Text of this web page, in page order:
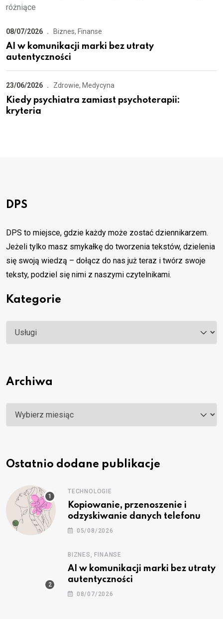
różniące
08/07/2026 Biznes, Finanse
AI w komunikacji marki bez utraty
autentyczności
23/06/2026 Zdrowie, Medycyna
Kiedy psychiatra zamiast psychoterapii:
kryteria
DPS
DPS to miejsce, gdzie każdy może zostać dziennikarzem.
Jeżeli tylko masz smykałkę do tworzenia tekstów, dzielenia
się swoją wiedzą – dołącz do nas już teraz i twórz swoje
teksty, podziel się nimi z naszymi czytelnikami.
Kategorie
Archiwa
Ostatnio dodane publikacje
TECHNOLOGIE
Kopiowanie, przenoszenie i
odzyskiwanie danych telefonu
05/08/2026
BIZNES, FINANSE
AI w komunikacji marki bez utraty
autentyczności
08/07/2026